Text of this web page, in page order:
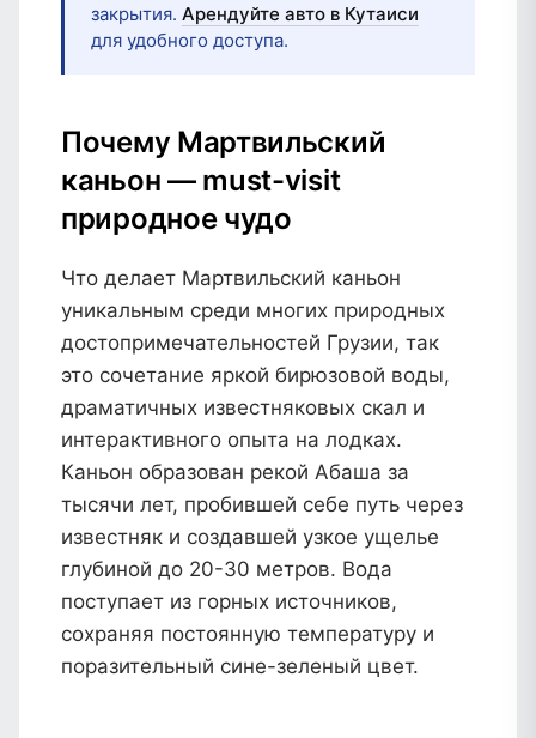
закрытия. Арендуйте авто в Кутаиси
для удобного доступа.
Почему Мартвильский
каньон — must-visit
природное чудо
Что делает Мартвильский каньон
уникальным среди многих природных
достопримечательностей Грузии, так
это сочетание яркой бирюзовой воды,
драматичных известняковых скал и
интерактивного опыта на лодках.
Каньон образован рекой Абаша за
тысячи лет, пробившей себе путь через
известняк и создавшей узкое ущелье
глубиной до 20-30 метров. Вода
поступает из горных источников,
сохраняя постоянную температуру и
поразительный сине-зеленый цвет.